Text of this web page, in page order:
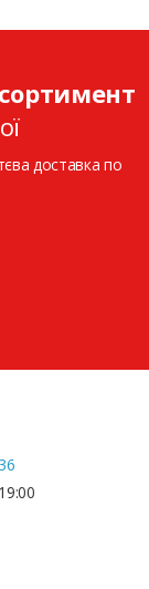
доставка по